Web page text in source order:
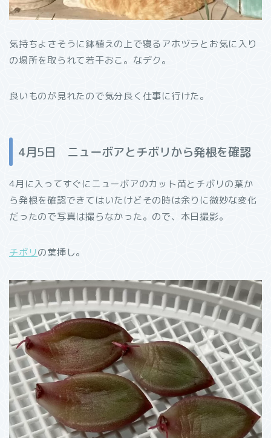
気持ちよさそうに鉢植えの上で寝るアホヅラとお気に入り
の場所を取られて若干おこ。なデク。
良いものが見れたので気分良く仕事に行けた。
4月5日 ニューボアとチボリから発根を確認
4月に入ってすぐにニューボアのカット苗とチボリの葉か
ら発根を確認できてはいたけどその時は余りに微妙な変化
だったので写真は撮らなかった。ので、本日撮影。
チボリの葉挿し。